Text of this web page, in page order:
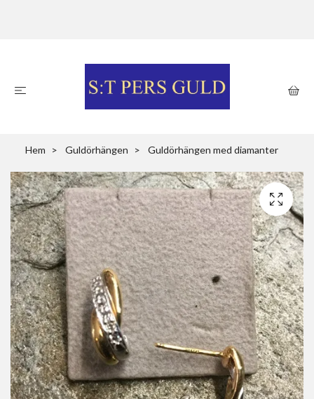
Hem Guldörhängen Guldörhängen med diamanter